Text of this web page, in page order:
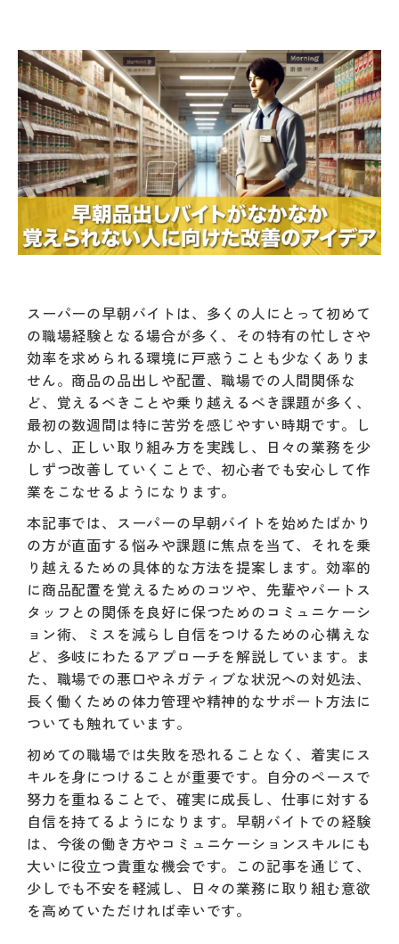
スーパーの早朝バイトは、多くの人にとって初めて
の職場経験となる場合が多く、その特有の忙しさや
効率を求められる環境に戸惑うことも少なくありま
せん。商品の品出しや配置、職場での人間関係な
ど、覚えるべきことや乗り越えるべき課題が多く、
最初の数週間は特に苦労を感じやすい時期です。し
かし、正しい取り組み方を実践し、日々の業務を少
しずつ改善していくことで、初心者でも安心して作
業をこなせるようになります。
本記事では、スーパーの早朝バイトを始めたばかり
の方が直面する悩みや課題に焦点を当て、それを乗
り越えるための具体的な方法を提案します。効率的
に商品配置を覚えるためのコツや、先輩やパートス
タッフとの関係を良好に保つためのコミュニケーシ
ョン術、ミスを減らし自信をつけるための心構えな
ど、多岐にわたるアプローチを解説しています。ま
た、職場での悪口やネガティブな状況への対処法、
長く働くための体力管理や精神的なサポート方法に
ついても触れています。
初めての職場では失敗を恐れることなく、着実にス
キルを身につけることが重要です。自分のペースで
努力を重ねることで、確実に成長し、仕事に対する
自信を持てるようになります。早朝バイトでの経験
は、今後の働き方やコミュニケーションスキルにも
大いに役立つ貴重な機会です。この記事を通じて、
少しでも不安を軽減し、日々の業務に取り組む意欲
を高めていただければ幸いです。